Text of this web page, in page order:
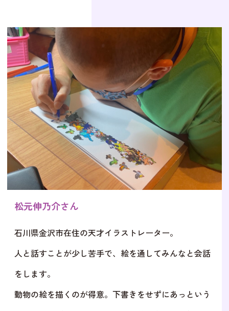
松元伸乃介さん
石川県金沢市在住の天才イラストレーター。
人と話すことが少し苦手で、絵を通してみんなと会話
をします。
動物の絵を描くのが得意。下書きをせずにあっという